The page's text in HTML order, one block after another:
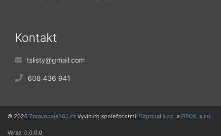
Kontakt
tslisty@gmail.com
608 436 941
© 2026 Zpravodaje365.cz Vyvinuto společnostmi: Bitproud s.r.o. a FIBOX, s.r.o.
Verze: 0.0.0.0